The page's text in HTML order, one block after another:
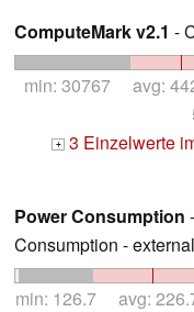
ComputeMark v2.1 -
min: 30767 avg:
+ 3 Einzelwerte
Power Consumption
Consumption -
min: 126.7 avg: